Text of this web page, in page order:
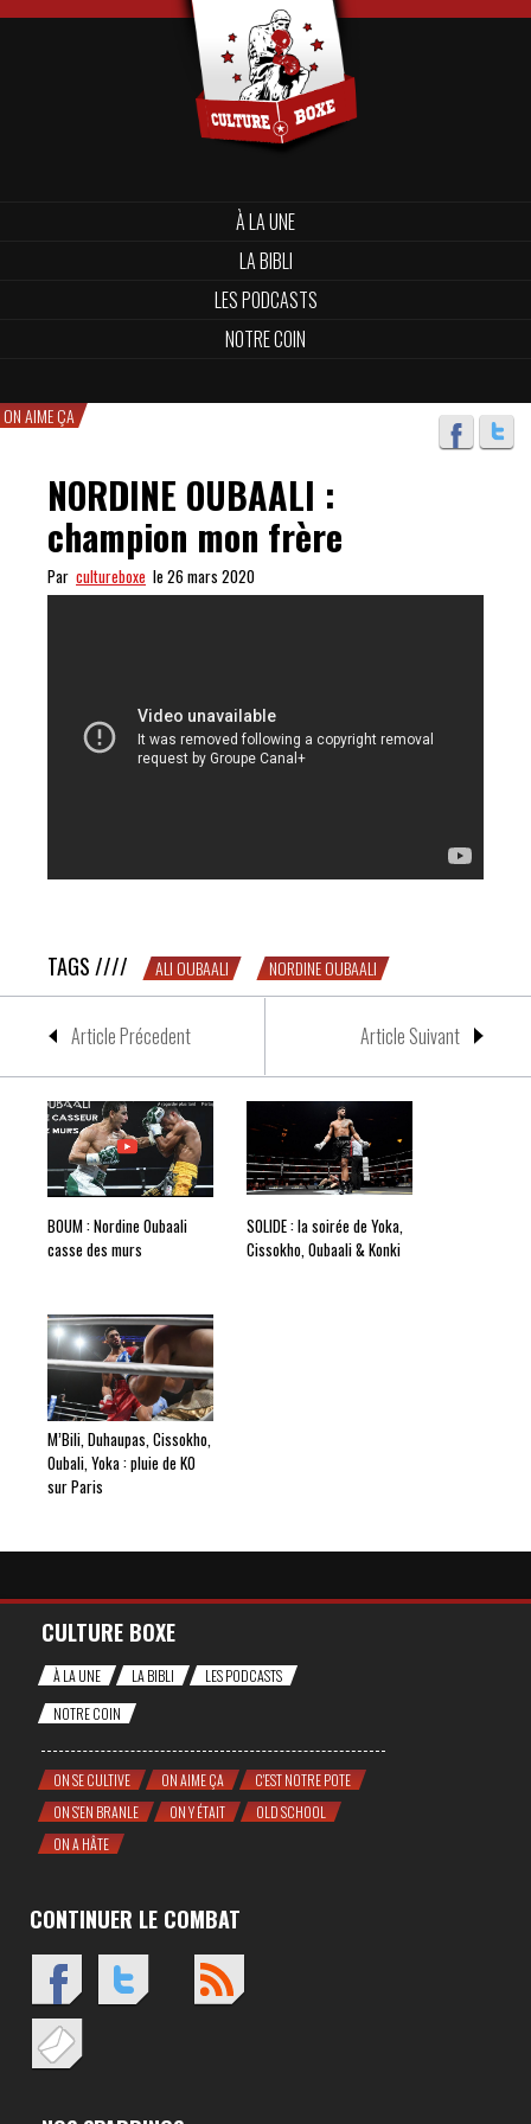
À LA UNE
LA BIBLI
LES PODCASTS
NOTRE COIN
ON AIME ÇA
NORDINE OUBAALI :
champion mon frère
Par cultureboxe le 26 mars 2020
TAGS //// ALI OUBAALI NORDINE OUBAALI
Article Précedent Article Suivant
BOUM : Nordine Oubaali
casse des murs
SOLIDE : la soirée de Yoka,
Cissokho, Oubaali & Konki
M’Bili, Duhaupas, Cissokho,
Oubali, Yoka : pluie de KO
sur Paris
CULTURE BOXE
À LA UNE LA BIBLI
LES PODCASTS
NOTRE COIN
ON SE CULTIVE ON AIME ÇA
C'EST NOTRE POTE
ON S'EN BRANLE
ON Y ÉTAIT
OLD SCHOOL
ON A HÂTE
CONTINUER LE COMBAT